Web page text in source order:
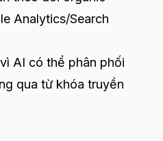
Analytics/Search
AI có thể phân phối
qua từ khóa truyền